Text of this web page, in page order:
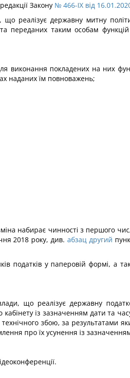
Закону № 466-IX від
реалізує державну митну
переданих таким особам
виконання покладених на них
наданих їм повноважень;
набирає чинності з першого
2018 року, див.абзац другий
податків у паперовій формі, а
що реалізує державну
із зазначенням дати та
збою, за результатами
про їх усунення із